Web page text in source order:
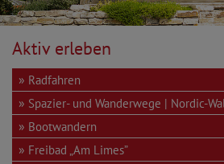
Aktiv erleben
Radfahren
Spazier- und Wanderwege | Nordic-
Bootwandern
Freibad „Am Limes”